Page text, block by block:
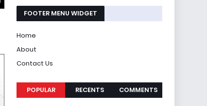
FOOTER MENU WIDGET
Home
About
Contact Us
POPULAR RECENTS COMMENTS